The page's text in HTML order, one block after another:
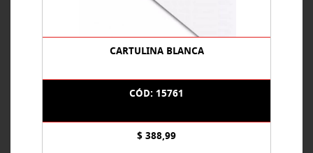
CARTULINA BLANCA
CÓD: 15761
$ 388,99